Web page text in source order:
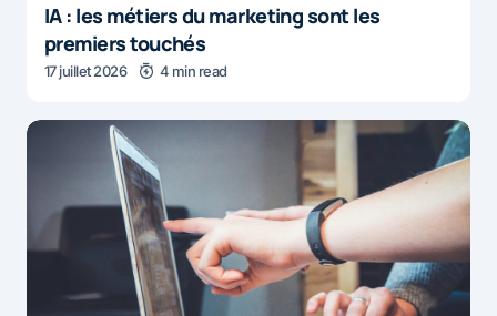
IA : les métiers du marketing sont les
premiers touchés
17 juillet 2026 4 min read